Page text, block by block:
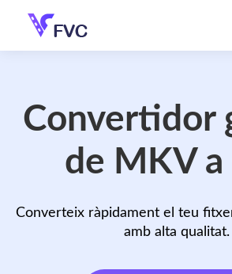
Convertidor
de MKV a
Converteix ràpidament el teu
amb alta qualitat.